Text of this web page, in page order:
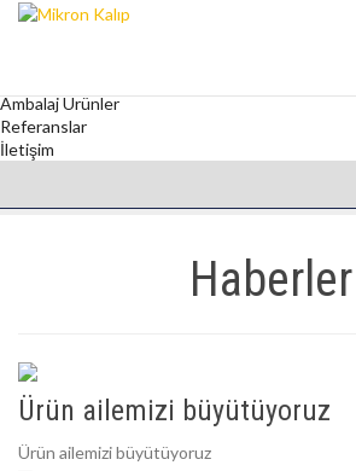
Anasayfa
Ambalaj Ürünler
Referanslar
İletişim
Haberler
Ürün ailemizi büyütüyoruz
Ürün ailemizi büyütüyoruz